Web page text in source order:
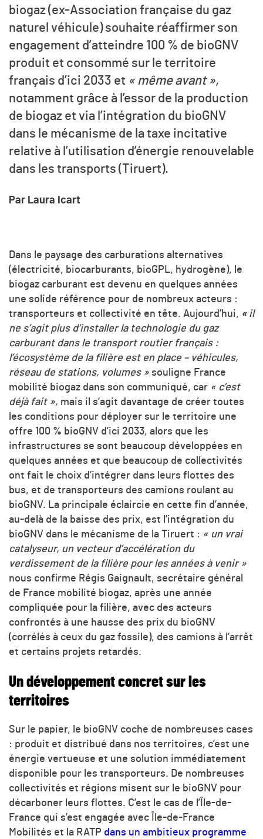
biogaz (ex-Association française du gaz
naturel véhicule) souhaite réaffirmer son
engagement d’atteindre 100 % de bioGNV
produit et consommé sur le territoire
français d’ici 2033 et « même avant »,
notamment grâce à l’essor de la production
de biogaz et via l’intégration du bioGNV
dans le mécanisme de la taxe incitative
relative à l’utilisation d’énergie renouvelable
dans les transports (Tiruert).
Par Laura Icart
Dans le paysage des carburations alternatives
(électricité, biocarburants, bioGPL, hydrogène), le
biogaz carburant est devenu en quelques années
une solide référence pour de nombreux acteurs :
transporteurs et collectivité en tête. Aujourd’hui, « il
ne s’agit plus d’installer la technologie du gaz
carburant dans le transport routier français :
l’écosystème de la filière est en place – véhicules,
réseau de stations, volumes » souligne France
mobilité biogaz dans son communiqué, car « c’est
déjà fait », mais il s’agit davantage de créer toutes
les conditions pour déployer sur le territoire une
offre 100 % bioGNV d’ici 2033, alors que les
infrastructures se sont beaucoup développées en
quelques années et que beaucoup de collectivités
ont fait le choix d’intégrer dans leurs flottes des
bus, et de transporteurs des camions roulant au
bioGNV. La principale éclaircie en cette fin d’année,
au-delà de la baisse des prix, est l’intégration du
bioGNV dans le mécanisme de la Tiruert : « un vrai
catalyseur, un vecteur d’accélération du
verdissement de la filière pour les années à venir »
nous confirme Régis Gaignault, secrétaire général
de France mobilité biogaz, après une année
compliquée pour la filière, avec des acteurs
confrontés à une hausse des prix du bioGNV
(corrélés à ceux du gaz fossile), des camions à l’arrêt
et certains projets retardés.
Un développement concret sur les
territoires
Sur le papier, le bioGNV coche de nombreuses cases
: produit et distribué dans nos territoires, c’est une
énergie vertueuse et une solution immédiatement
disponible pour les transporteurs. De nombreuses
collectivités et régions misent sur le bioGNV pour
décarboner leurs flottes. C’est le cas de l’Île-de-
France qui s’est engagée avec Île-de-France
Mobilités et la RATP dans un ambitieux programme